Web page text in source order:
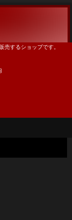
売するショップです。